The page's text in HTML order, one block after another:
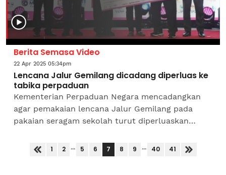
Berita Semasa Video
22 Apr 2025 05:34pm
Lencana Jalur Gemilang dicadang diperluas ke
tabika perpaduan
Kementerian Perpaduan Negara mencadangkan
agar pemakaian lencana Jalur Gemilang pada
pakaian seragam sekolah turut diperluaskan
perpaduan di seluruh negara,...
1 2 ... 5 6 7 8 9 ... 40 41